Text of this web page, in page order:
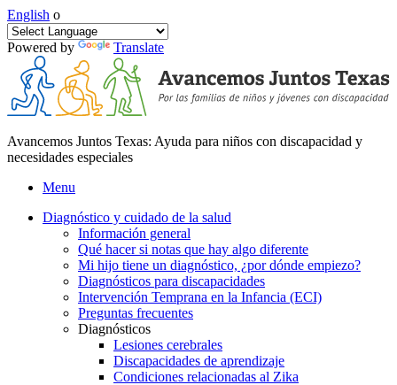
English o
Powered by Translate
Avancemos Juntos Texas: Ayuda para niños con discapacidad y
necesidades especiales
Menu
Diagnóstico y cuidado de la salud
Información general
Qué hacer si notas que hay algo diferente
Mi hijo tiene un diagnóstico, ¿por dónde empiezo?
Diagnósticos para discapacidades
Intervención Temprana en la Infancia (ECI)
Preguntas frecuentes
Diagnósticos
Lesiones cerebrales
Discapacidades de aprendizaje
Condiciones relacionadas al Zika